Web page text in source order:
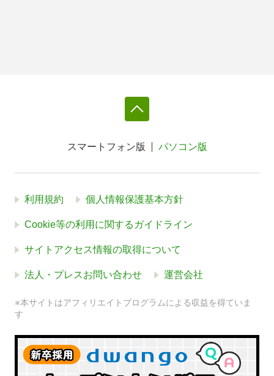
スマートフォン版 パソコン版
利用規約 個人情報保護基本方針
Cookie等の利用に関するガイドライン
サイトアクセス情報の取得について
法人・プレスお問い合わせ 運営会社
※本サイトはアフィリエイトプログラムによる収益を得ていま
す